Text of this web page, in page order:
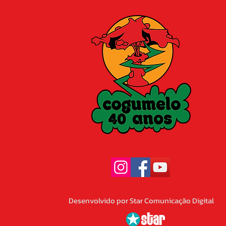
Desenvolvido por Star Comunicação Digital